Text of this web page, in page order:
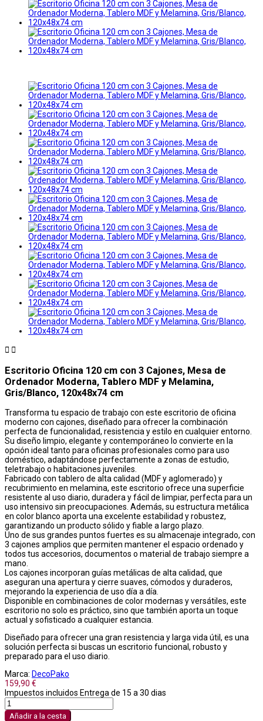
 
Escritorio Oficina 120 cm con 3 Cajones, Mesa de
Ordenador Moderna, Tablero MDF y Melamina,
Gris/Blanco, 120x48x74 cm
Transforma tu espacio de trabajo con este escritorio de oficina
moderno con cajones, diseñado para ofrecer la combinación
perfecta de funcionalidad, resistencia y estilo en cualquier entorno.
Su diseño limpio, elegante y contemporáneo lo convierte en la
opción ideal tanto para oficinas profesionales como para uso
doméstico, adaptándose perfectamente a zonas de estudio,
teletrabajo o habitaciones juveniles.
Fabricado con tablero de alta calidad (MDF y aglomerado) y
recubrimiento en melamina, este escritorio ofrece una superficie
resistente al uso diario, duradera y fácil de limpiar, perfecta para un
uso intensivo sin preocupaciones. Además, su estructura metálica
en color blanco aporta una excelente estabilidad y robustez,
garantizando un producto sólido y fiable a largo plazo.
Uno de sus grandes puntos fuertes es su almacenaje integrado, con
3 cajones amplios que permiten mantener el espacio ordenado y
todos tus accesorios, documentos o material de trabajo siempre a
mano.
Los cajones incorporan guías metálicas de alta calidad, que
aseguran una apertura y cierre suaves, cómodos y duraderos,
mejorando la experiencia de uso día a día.
Disponible en combinaciones de color modernas y versátiles, este
escritorio no solo es práctico, sino que también aporta un toque
actual y sofisticado a cualquier estancia.
Diseñado para ofrecer una gran resistencia y larga vida útil, es una
solución perfecta si buscas un escritorio funcional, robusto y
preparado para el uso diario.
Marca: DecoPako
159,90 €
Impuestos incluidos Entrega de 15 a 30 dias
Añadir a la cesta